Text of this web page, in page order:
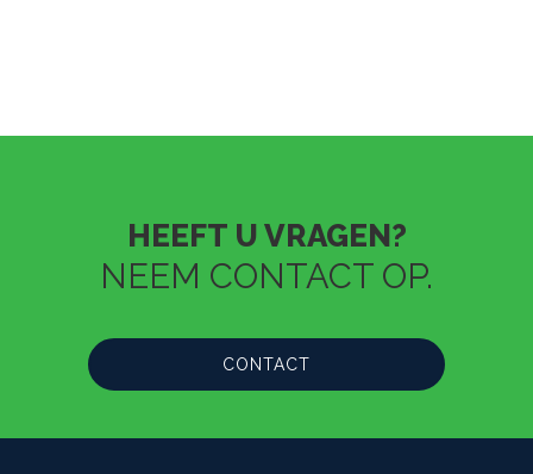
HEEFT U VRAGEN?
NEEM CONTACT OP.
CONTACT